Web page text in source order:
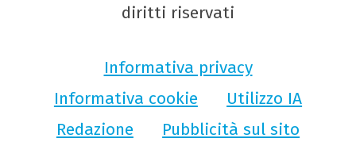
diritti riservati
Informativa privacy
Informativa cookie
Utilizzo IA
Redazione
Pubblicità sul sito